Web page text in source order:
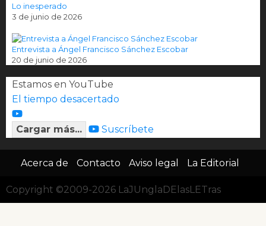
Lo inesperado
3 de junio de 2026
Entrevista a Ángel Francisco Sánchez Escobar
20 de junio de 2026
Estamos en YouTube
El tiempo desacertado
Cargar más... Suscríbete
Acerca de Contacto Aviso legal La Editorial
Copyright ©2009-2026 LaJUnglaDElasLETras